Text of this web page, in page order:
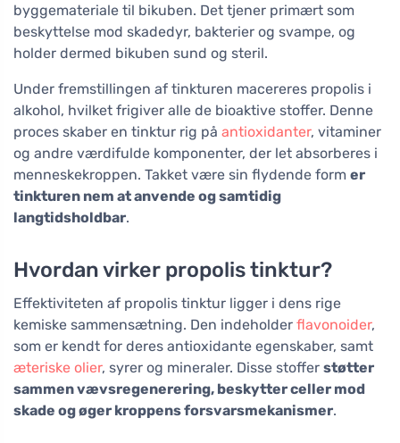
byggemateriale til bikuben. Det tjener primært som
beskyttelse mod skadedyr, bakterier og svampe, og
holder dermed bikuben sund og steril.
Under fremstillingen af tinkturen macereres propolis i
alkohol, hvilket frigiver alle de bioaktive stoffer. Denne
proces skaber en tinktur rig på antioxidanter, vitaminer
og andre værdifulde komponenter, der let absorberes i
menneskekroppen. Takket være sin flydende form er
tinkturen nem at anvende og samtidig
langtidsholdbar.
Hvordan virker propolis tinktur?
Effektiviteten af propolis tinktur ligger i dens rige
kemiske sammensætning. Den indeholder flavonoider,
som er kendt for deres antioxidante egenskaber, samt
æteriske olier, syrer og mineraler. Disse stoffer støtter
sammen vævsregenerering, beskytter celler mod
skade og øger kroppens forsvarsmekanismer.